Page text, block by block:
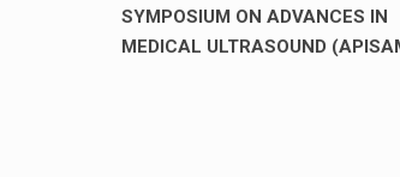
SYMPOSIUM ON ADVANCES IN
MEDICAL ULTRASOUND